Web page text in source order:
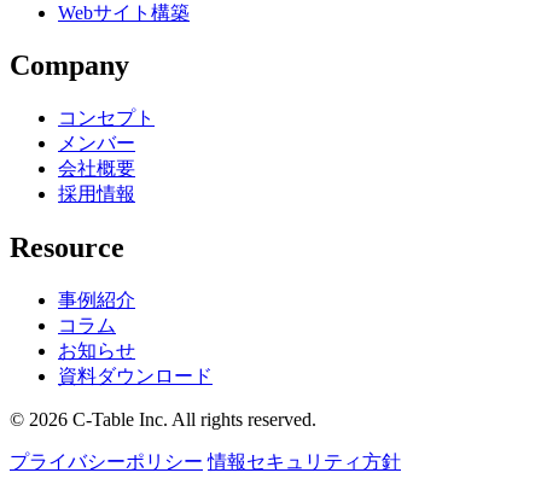
Webサイト構築
Company
コンセプト
メンバー
会社概要
採用情報
Resource
事例紹介
コラム
お知らせ
資料ダウンロード
© 2026 C-Table Inc. All rights reserved.
プライバシーポリシー 情報セキュリティ方針